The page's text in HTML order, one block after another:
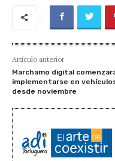
Artículo anterior
Marchamo digital
implementarse en
desde noviembre